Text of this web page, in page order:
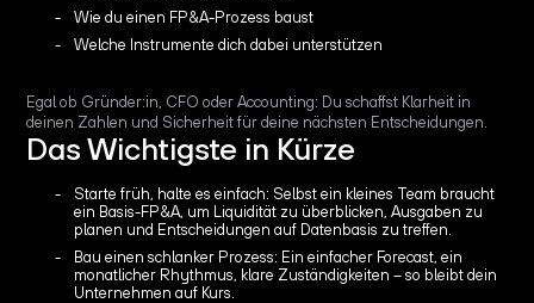
Wie du einen FP&A-Prozess baust
Welche Instrumente dich dabei unterstützen
Egal ob Gründer:in, CFO oder Accounting: Du schaffst Klarheit in
deinen Zahlen und Sicherheit für deine nächsten Entscheidungen.
Das Wichtigste in Kürze
Starte früh, halte es einfach: Selbst ein kleines Team braucht
ein Basis-FP&A, um Liquidität zu überblicken, Ausgaben zu
planen und Entscheidungen auf Datenbasis zu treffen.
Bau einen schlanker Prozess: Ein einfacher Forecast, ein
monatlicher Rhythmus, klare Zuständigkeiten – so bleibt dein
Unternehmen auf Kurs.